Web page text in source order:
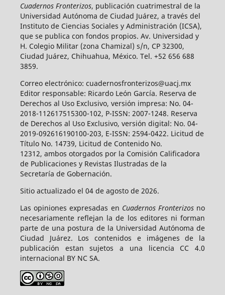
Cuadernos Fronterizos, publicación cuatrimestral de la
Universidad Autónoma de Ciudad Juárez, a través del
Instituto de Ciencias Sociales y Administración (ICSA),
que se publica con fondos propios. Av. Universidad y
H. Colegio Militar (zona Chamizal) s/n, CP 32300,
Ciudad Juárez, Chihuahua, México. Tel. +52 656 688
3859.
Correo electrónico: cuadernosfronterizos@uacj.mx
Editor responsable: Ricardo León García. Reserva de
Derechos al Uso Exclusivo, versión impresa: No. 04-
2018-112617515300-102, P-ISSN: 2007-1248. Reserva
de Derechos al Uso Exclusivo, versión digital: No. 04-
2019-092616190100-203, E-ISSN: 2594-0422. Licitud de
Título No. 14739, Licitud de Contenido No.
12312, ambos otorgados por la Comisión Calificadora
de Publicaciones y Revistas Ilustradas de la
Secretaría de Gobernación.
Sitio actualizado el 04 de agosto de 2026.
Las opiniones expresadas en Cuadernos Fronterizosno
necesariamente reflejan la de los editores ni forman
parte de una postura de la Universidad Autónoma de
Ciudad Juárez. Los contenidos e imágenes de la
publicación estan sujetos a una licencia CC 4.0
internacional BY NC SA.